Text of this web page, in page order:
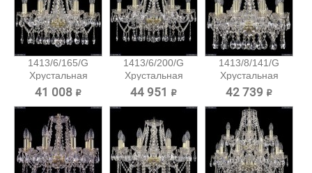
1413/6/165/G
Хрустальная
подвесная...
41 008 ₽
1413/6/200/G
Хрустальная
подвесная...
44 951 ₽
1413/8/141/G
Хрустальная
подвесная...
42 739 ₽